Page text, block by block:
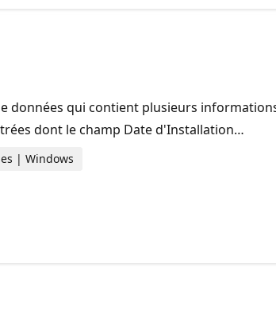
données qui contient plusieurs
dont le champ Date d'Installation…
| Windows